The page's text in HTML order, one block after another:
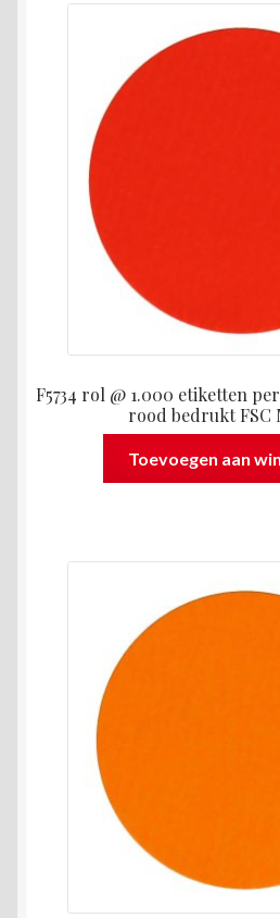
F5734 rol @ 1.000 etiketten
rood bedrukt FSC
Toevoegen aan